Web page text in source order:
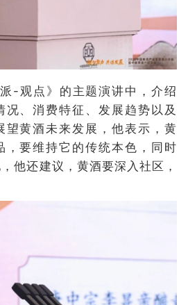
-观点》的主题演讲中，介绍
况、消费特征、发展趋势以及
望黄酒未来发展，他表示，黄
，要维持它的传统本色，同时
他还建议，黄酒要深入社区，